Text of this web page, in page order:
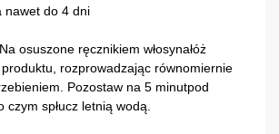
nawet do 4 dni
Na osuszone ręcznikiem włosynałóż
rozprowadzając równomiernie
Pozostaw na 5 minutpod
czym spłucz letnią wodą.